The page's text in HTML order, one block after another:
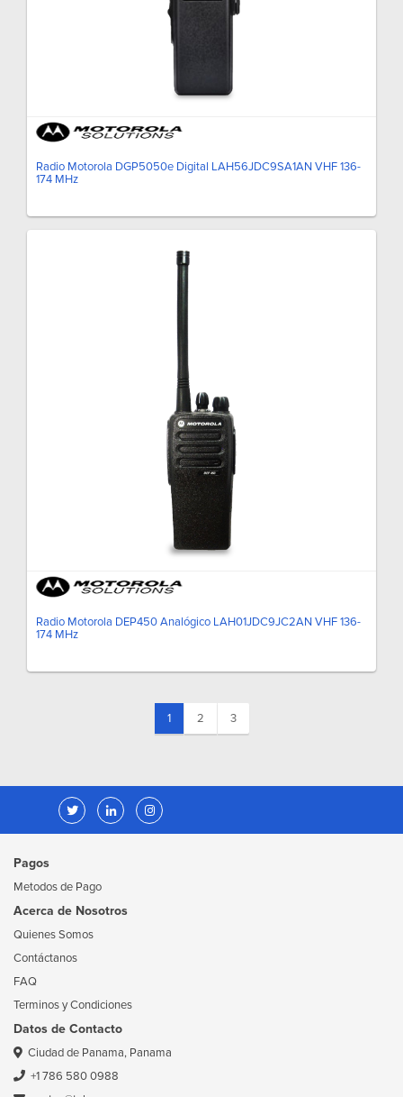
Radio Motorola DGP5050e Digital LAH56JDC9SA1AN VHF 136-
174 MHz
Radio Motorola DEP450 Analógico LAH01JDC9JC2AN VHF 136-
174 MHz
1(current)
2 3
Pagos
Metodos de Pago
Acerca de Nosotros
Quienes Somos
Contáctanos
FAQ
Terminos y Condiciones
Datos de Contacto
Ciudad de Panama, Panama
+1 786 580 0988